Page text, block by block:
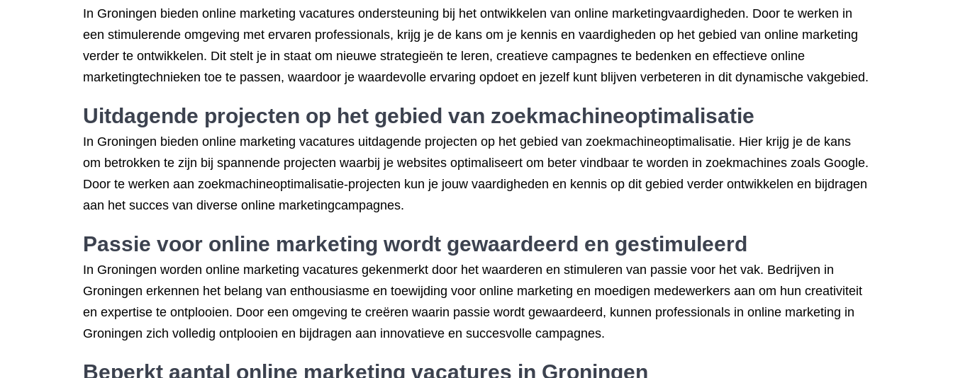
In Groningen bieden online marketing vacatures ondersteuning bij het ontwikkelen van online marketingvaardigheden. Door te werken in
een stimulerende omgeving met ervaren professionals, krijg je de kans om je kennis en vaardigheden op het gebied van online marketing
verder te ontwikkelen. Dit stelt je in staat om nieuwe strategieën te leren, creatieve campagnes te bedenken en effectieve online
marketingtechnieken toe te passen, waardoor je waardevolle ervaring opdoet en jezelf kunt blijven verbeteren in dit dynamische vakgebied.
Uitdagende projecten op het gebied van zoekmachineoptimalisatie
In Groningen bieden online marketing vacatures uitdagende projecten op het gebied van zoekmachineoptimalisatie. Hier krijg je de kans
om betrokken te zijn bij spannende projecten waarbij je websites optimaliseert om beter vindbaar te worden in zoekmachines zoals Google.
Door te werken aan zoekmachineoptimalisatie-projecten kun je jouw vaardigheden en kennis op dit gebied verder ontwikkelen en bijdragen
aan het succes van diverse online marketingcampagnes.
Passie voor online marketing wordt gewaardeerd en gestimuleerd
In Groningen worden online marketing vacatures gekenmerkt door het waarderen en stimuleren van passie voor het vak. Bedrijven in
Groningen erkennen het belang van enthousiasme en toewijding voor online marketing en moedigen medewerkers aan om hun creativiteit
en expertise te ontplooien. Door een omgeving te creëren waarin passie wordt gewaardeerd, kunnen professionals in online marketing in
Groningen zich volledig ontplooien en bijdragen aan innovatieve en succesvolle campagnes.
Beperkt aantal online marketing vacatures in Groningen